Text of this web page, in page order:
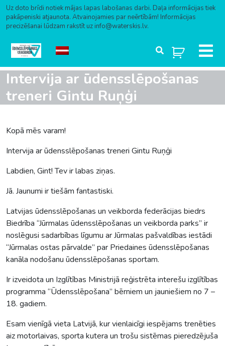
Uz doto brīdi notiek mājas lapas labošanas darbi. Daļa informācijas tiek
pakāpeniski atjaunota. Atvainojamies par neērtībām! Informācijas
precizēšanai lūdzam rakstīt uz info@waterskis.lv.
Intervija ar ūdensslēpošanas
treneri Gintu Ruņģi
Kopā mēs varam!
Intervija ar ūdensslēpošanas treneri Gintu Ruņģi
Labdien, Gint! Tev ir labas ziņas.
Jā. Jaunumi ir tiešām fantastiski.
Latvijas ūdensslēpošanas un veikborda federācijas biedrs
Biedrība “Jūrmalas ūdensslēpošanas un veikborda parks” ir
noslēgusi sadarbības līgumu ar Jūrmalas pašvaldības iestādi
“Jūrmalas ostas pārvalde” par Priedaines ūdensslēpošanas
kanāla nodošanu ūdensslēpošanas sportam.
Ir izveidota un Izglītības Ministrijā reģistrēta interešu izglītības
programma “Ūdensslēpošana” bērniem un jauniešiem no 7 –
18. gadiem.
Esam vienīgā vieta Latvijā, kur vienlaicīgi iespējams trenēties
aiz motorlaivas, sporta kutera un trošu sistēmas pieredzējuša